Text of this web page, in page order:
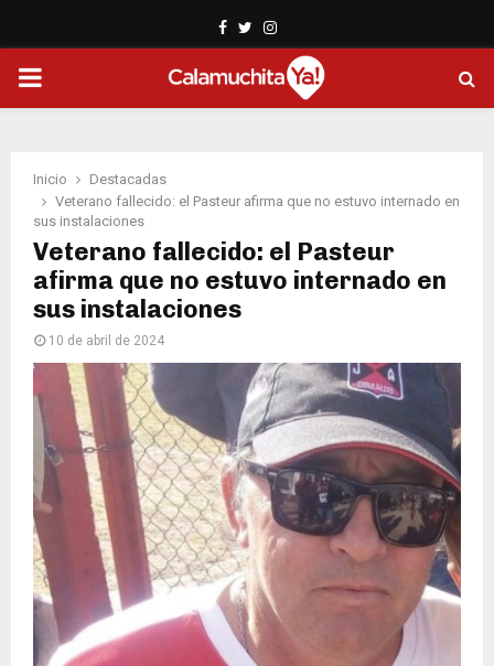
Facebook
TwitterInstagram
PRIMARY
Inicio
Destacadas
Veterano fallecido: el Pasteur afirma que no estuvo internado en
sus instalaciones
Veterano fallecido: el Pasteur
afirma que no estuvo internado en
sus instalaciones
10 de abril de 2024